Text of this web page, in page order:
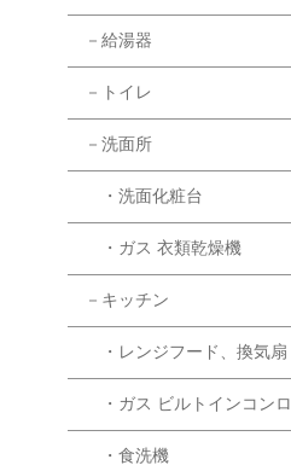
－給湯器
－トイレ
－洗面所
・洗面化粧台
・ガス 衣類乾燥機
－キッチン
・レンジフード、換気扇
・ガス ビルトインコンロ
・食洗機